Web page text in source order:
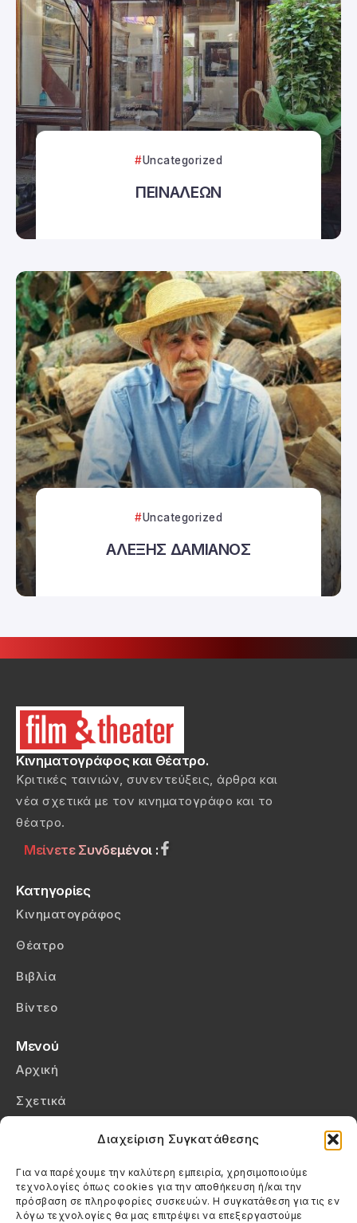
Διαχείριση Συγκατάθεσης
Για να παρέχουμε την καλύτερη εμπειρία, χρησιμοποιούμε
τεχνολογίες όπως cookies για την αποθήκευση ή/και την
πρόσβαση σε πληροφορίες συσκευών. Η συγκατάθεση για τις εν
λόγω τεχνολογίες θα μας επιτρέψει να επεξεργαστούμε
Uncategorized
ΠΕΙΝΑΛΕΩΝ
Uncategorized
ΑΛΕΞΗΣ ΔΑΜΙΑΝΟΣ
Κινηματογράφος και Θέατρο.
Κριτικές ταινιών, συνεντεύξεις, άρθρα και
νέα σχετικά με τον κινηματογράφο και το
θέατρο.
Μείνετε Συνδεμένοι :
Κατηγορίες
Κινηματογράφος
Θέατρο
Βιβλία
Βίντεο
Μενού
Αρχική
Σχετικά
Πολιτική Cookies (ΕΕ)